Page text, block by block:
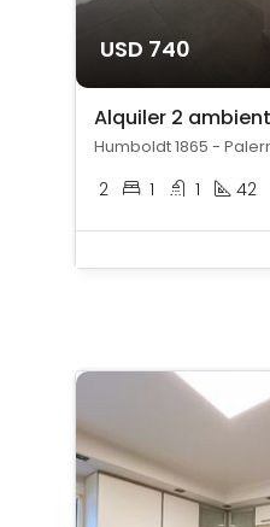
USD 740
2 1 1 42